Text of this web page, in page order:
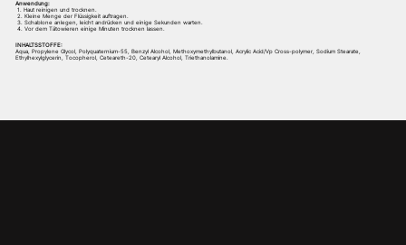
Anwendung:
1. Haut reinigen und trocknen.
2. Kleine Menge der Flüssigkeit auftragen.
3. Schablone anlegen, leicht andrücken und einige Sekunden warten.
4. Vor dem Tätowieren einige Minuten trocknen lassen.
INHALTSSTOFFE:
Aqua, Propylene Glycol, Polyquaternium-55, Benzyl Alcohol, Methoxymethylbutanol, Acrylic Acid/Vp Cross-polymer, Sodium Stearate,
Ethylhexylglycerin, Tocopherol, Ceteareth-20, Cetearyl Alcohol, Triethanolamine.